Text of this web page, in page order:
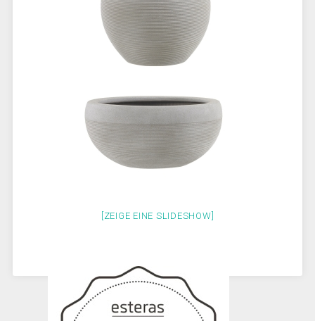
[ZEIGE EINE SLIDESHOW]